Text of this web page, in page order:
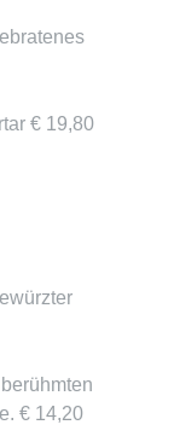
€ 19,80
€ 14,20